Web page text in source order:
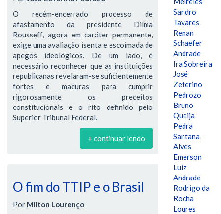
O recém-encerrado processo de
afastamento da presidente Dilma
Rousseff, agora em caráter permanente,
exige uma avaliação isenta e escoimada de
apegos ideológicos. De um lado, é
necessário reconhecer que as instituições
republicanas revelaram-se suficientemente
fortes e maduras para cumprir
rigorosamente os preceitos
constitucionais e o rito definido pelo
Superior Tribunal Federal.
+ continuar lendo
O fim do TTIP e o Brasil
Por Milton Lourenço
Sandro
Tavares
Renan
Schaefer
Andrade
Ira Sobreira
José
Zeferino
Pedrozo
Bruno
Queija
Pedra
Santana
Alves
Emerson
Luiz
Andrade
Rodrigo da
Rocha
Loures